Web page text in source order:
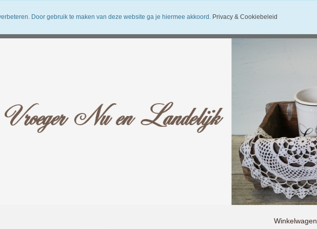
Verzendkosten Vroeger Nu en Landelijk
Winkelwagen
Door gebruik te maken van deze website ga je hiermee akkoord.Privacy & Cookiebeleid